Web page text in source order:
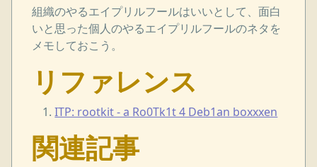
組織のやるエイプリルフールはいいとして、面白
いと思った個人のやるエイプリルフールのネタを
メモしておこう。
リファレンス
ITP: rootkit - a Ro0Tk1t 4 Deb1an boxxxen
関連記事